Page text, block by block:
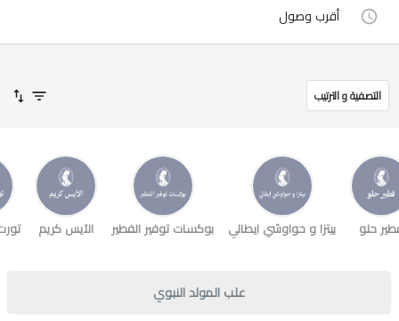
أقرب وصول
التصفية و الترتيب
حلو بيتزا و حواوشي ايطالي بوكسات توفير الفطير الآيس كريم
علب المولد النبوي